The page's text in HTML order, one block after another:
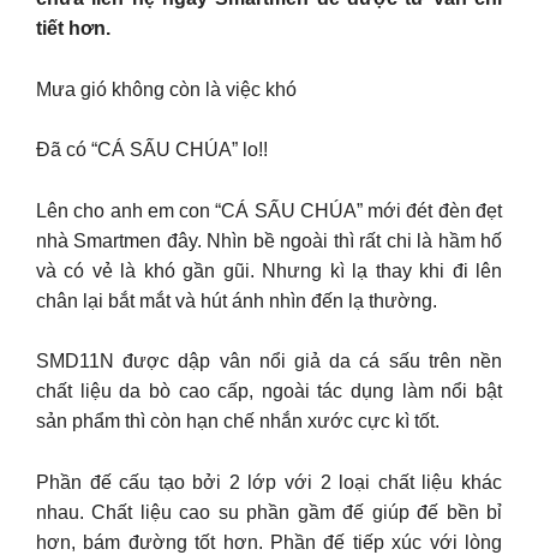
tiết hơn.
Mưa gió không còn là việc khó
Đã có “CÁ SẤU CHÚA” lo!!
Lên cho anh em con “CÁ SẤU CHÚA” mới đét đèn đẹt
nhà Smartmen đây. Nhìn bề ngoài thì rất chi là hầm hố
và có vẻ là khó gần gũi. Nhưng kì lạ thay khi đi lên
chân lại bắt mắt và hút ánh nhìn đến lạ thường.
SMD11N được dập vân nổi giả da cá sấu trên nền
chất liệu da bò cao cấp, ngoài tác dụng làm nổi bật
sản phẩm thì còn hạn chế nhắn xước cực kì tốt.
Phần đế cấu tạo bởi 2 lớp với 2 loại chất liệu khác
nhau. Chất liệu cao su phần gầm đế giúp đế bền bỉ
hơn, bám đường tốt hơn. Phần đế tiếp xúc với lòng